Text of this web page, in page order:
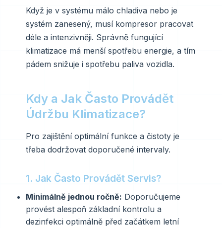
Když je v systému málo chladiva nebo je
systém zanesený, musí kompresor pracovat
déle a intenzivněji. Správně fungující
klimatizace má menší spotřebu energie, a tím
pádem snižuje i spotřebu paliva vozidla.
Kdy a Jak Často Provádět
Údržbu Klimatizace?
Pro zajištění optimální funkce a čistoty je
třeba dodržovat doporučené intervaly.
1. Jak Často Provádět Servis?
Minimálně jednou ročně: Doporučujeme
provést alespoň základní kontrolu a
dezinfekci optimálně před začátkem letní